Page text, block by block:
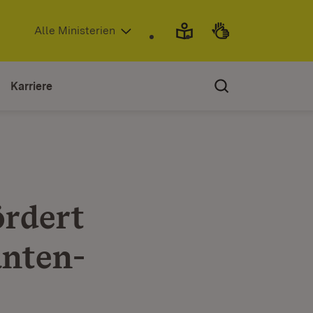
in neuem Fenster)
Alle Ministerien
Karriere